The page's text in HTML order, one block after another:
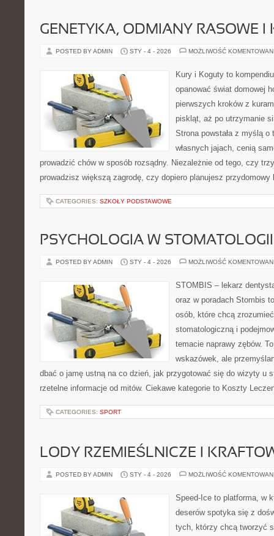
GENETYKA, ODMIANY RASOWE I
POSTED BY ADMIN STY - 4 - 2026 MOŻLIWOŚĆ
Kury i Koguty to
opanować świat domowej
pierwszych kroków z
piskląt, aż po utrzymanie
Strona powstała z myślą
własnych jajach, cenią
prowadzić chów w sposób rozsądny. Niezależnie od tego, czy
prowadzisz większą zagrodę, czy dopiero planujesz
CATEGORIES: SZKOŁY PODSTAWOWE
PSYCHOLOGIA W STOMATOLOGII
POSTED BY ADMIN STY - 4 - 2026 MOŻLIWOŚĆ
STOMBIS – lekarz
oraz w poradach Stombis
osób, które chcą
stomatologiczną i
temacie naprawy zębów.
wskazówek, ale
dbać o jamę ustną na co dzień, jak przygotować się do wizyty u
rzetelne informacje od mitów. Ciekawe kategorie to Koszty
CATEGORIES: SPORT
LODY RZEMIEŚLNICZE I
POSTED BY ADMIN STY - 4 - 2026 MOŻLIWOŚĆ
Speed-Ice to platforma, w
deserów spotyka się z
tych, którzy chcą tworzyć